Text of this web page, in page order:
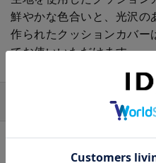
鮮やかな色合いと、光沢の
作られたクッションカバー
てお使いいただけます。
CASAMANCE（カサマン
1974年創業、TEXDECOR